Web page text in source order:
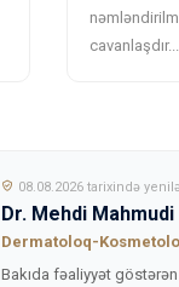
cavanlaşdır...
08.08.2026 tarixində
Dr. Mehdi Mahmudi
Dermatoloq-
Bakıda fəaliyyət